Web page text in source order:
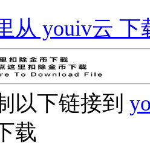
从 youiv云 下
以下链接到
载